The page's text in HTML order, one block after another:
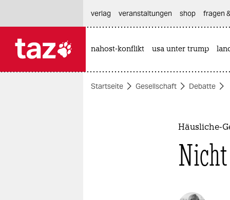
themen
verlag
veranstaltungen shop fragen
nahost-konflikt usa unter trump
Startseite Gesellschaft Debatte
Häusliche-